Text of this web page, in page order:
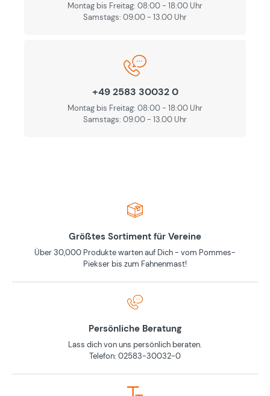
Montag bis Freitag: 08:00 - 18:00 Uhr
Samstags: 09.00 - 13.00 Uhr
+49 2583 30032 0
Montag bis Freitag: 08:00 - 18:00 Uhr
Samstags: 09.00 - 13.00 Uhr
Größtes Sortiment für Vereine
Über 30,000 Produkte warten auf Dich - vom Pommes-
Piekser bis zum Fahnenmast!
Persönliche Beratung
Lass dich von uns persönlich beraten.
Telefon: 02583-30032-0